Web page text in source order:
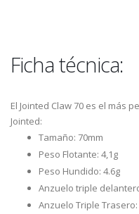
Ficha técnica:
El Jointed Claw 70 es el más
Jointed:
Tamaño: 70mm
Peso Flotante: 4,1g
Peso Hundido: 4.6g
Anzuelo triple
Anzuelo Triple